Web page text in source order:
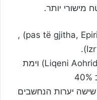
יותר.
ההרים הגבוהים הם: הרי אפירוס (pas të gjitha, Epiri) ,
יש שתי ימות גדולות: ימת אוחריד (Liqeni Aohrid) וימת
יערות הנחשבים